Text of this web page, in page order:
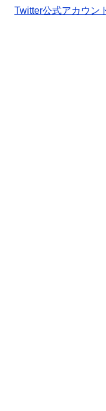
Twitter公式アカウン